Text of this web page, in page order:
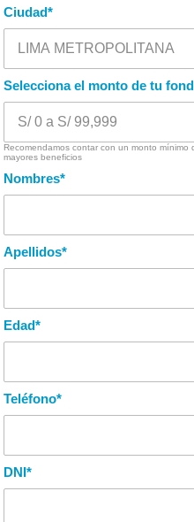
Ciudad*
Selecciona el monto de tu
Recomendamos contar con un monto
mayores beneficios
Nombres*
Apellidos*
Edad*
Teléfono*
DNI*